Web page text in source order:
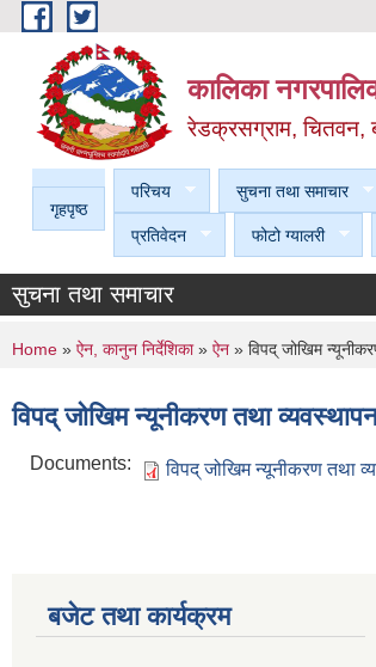
Skip to main content
कालिका
रेडक्रसग्राम, चितवन,
गृहपृष्ठ
परिचय सुचना तथा समाचार
प्रतिवेदन फोटो ग्यालरी
सुचना तथा समाचार
You are here
Home » ऐन, कानुन निर्देशिका» ऐन » विपद् जोखिम
विपद् जोखिम न्यूनीकरण तथा
Documents: विपद् जोखिम न्यूनीकरण तथा
बजेट तथा कार्यक्रम